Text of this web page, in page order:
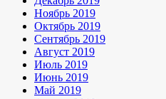
Ноябрь 2019
Октябрь 2019
Сентябрь 2019
Август 2019
Июль 2019
Июнь 2019
Май 2019